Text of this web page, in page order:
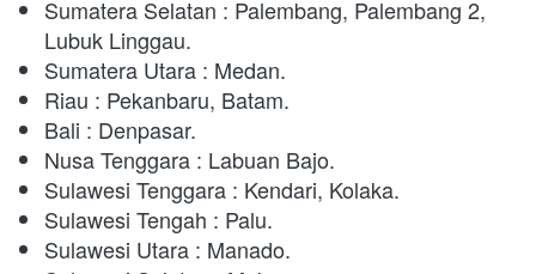
Sumatera Selatan : Palembang, Palembang 2,
Lubuk Linggau.
Sumatera Utara : Medan.
Riau : Pekanbaru, Batam.
Bali : Denpasar.
Nusa Tenggara : Labuan Bajo.
Sulawesi Tenggara : Kendari, Kolaka.
Sulawesi Tengah : Palu.
Sulawesi Utara : Manado.